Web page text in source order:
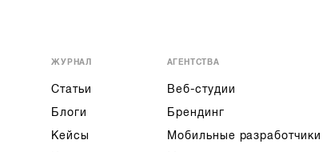
ЖУРНАЛ
Статьи
Блоги
Кейсы
АГЕНТСТВА
Веб-студии
Брендинг
Мобильные разработчики